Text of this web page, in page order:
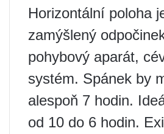
Horizontální poloha
zamýšlený
pohybový aparát,
systém. Spánek by
alespoň 7 hodin.
od 10 do 6 hodin.